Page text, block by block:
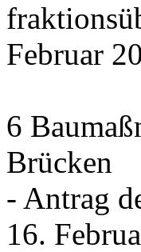
Februar
6
Brücken
- Antrag
16.